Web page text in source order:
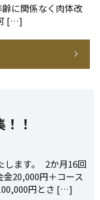
に関係なく肉体改
[…]
！
します。 2か月16回
20,000円＋コース
円とさ […]